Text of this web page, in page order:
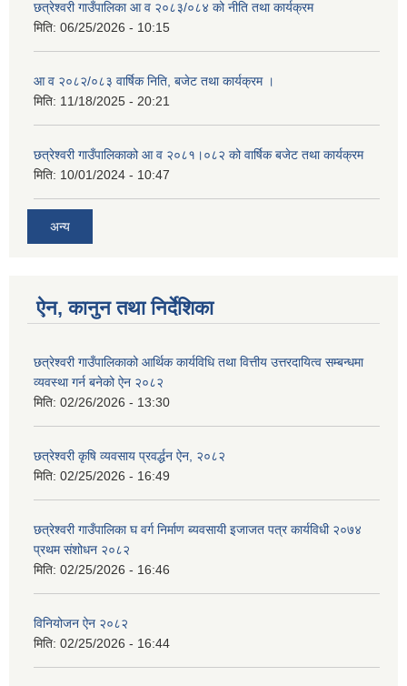
छत्रेश्वरी गाउँपालिका आ व २०८३/०८४ को नीति तथा कार्यक्रम
मिति: 06/25/2026 - 10:15
आ व २०८२/०८३ वार्षिक निति, बजेट तथा कार्यक्रम ।
मिति: 11/18/2025 - 20:21
छत्रेश्वरी गाउँपालिकाको आ व २०८१।०८२ को वार्षिक बजेट तथा कार्यक्रम
मिति: 10/01/2024 - 10:47
अन्य
ऐन, कानुन तथा निर्देशिका
छत्रेश्वरी गाउँपालिकाको आर्थिक कार्यविधि तथा वित्तीय उत्तरदायित्व सम्बन्धमा
व्यवस्था गर्न बनेको ऐन २०८२
मिति: 02/26/2026 - 13:30
छत्रेश्‍वरी कृषि व्यवसाय प्रवर्द्धन ऐन, २०८२
मिति: 02/25/2026 - 16:49
छत्रेश्वरी गाउँपालिका घ वर्ग निर्माण ब्यवसायी इजाजत पत्र कार्यविधी २०७४
प्रथम संशोधन २०८२
मिति: 02/25/2026 - 16:46
विनियोजन ऐन २०८२
मिति: 02/25/2026 - 16:44